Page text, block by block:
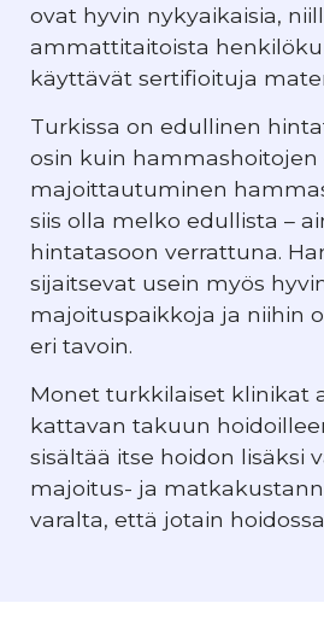
ovat hyvin nykyaikaisia,
ammattitaitoista
käyttävät sertifioituja
Turkissa on edullinen
osin kuin hammashoitojen
majoittautuminen
siis olla melko edullista –
hintatasoon verrattuna.
sijaitsevat usein myös
majoituspaikkoja ja niihin
eri tavoin.
Monet turkkilaiset klinikat
kattavan takuun
sisältää itse hoidon lisäksi
majoitus- ja
varalta, että jotain